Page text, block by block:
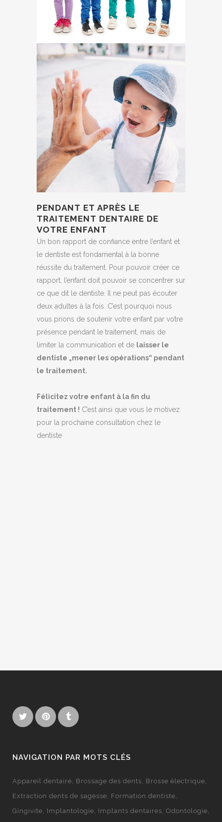
PENDANT ET APRÈS LE
TRAITEMENT DENTAIRE DE
VOTRE ENFANT
Un bon rapport de confiance entre l’enfant et
le dentiste est fondamental à la bonne
réussite du traitement. Pour pouvoir créer ce
rapport, l’enfant doit pouvoir se concentrer sur
ce que dit le dentiste. Il ne peut pas écouter
deux adultes à la fois. C’est pourquoi nous
vous prions de soutenir votre enfant par votre
présence pendant le traitement, mais de
limiter la communication et de laisser le
dentiste „mener les opérations“ pendant
le traitement.
Félicitez votre enfant à la fin du
traitement ! C’est ainsi que vous le motivez
pour la prochaine consultation chez le
dentiste
NAVIGATION PAR MOTS CLÉS
Appareil dentaire Brossage des dents
Brosse électrique
Extraction dents de sagesse
Formation dentiste
Gingivite
Implantologie Implants dentaires Odontologie